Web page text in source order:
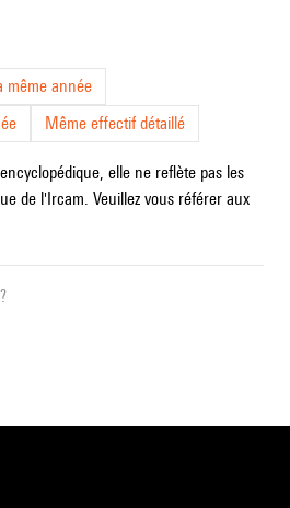
même année
Même effectif détaillé
elle ne reflète pas les
de l'Ircam. Veuillez vous référer aux